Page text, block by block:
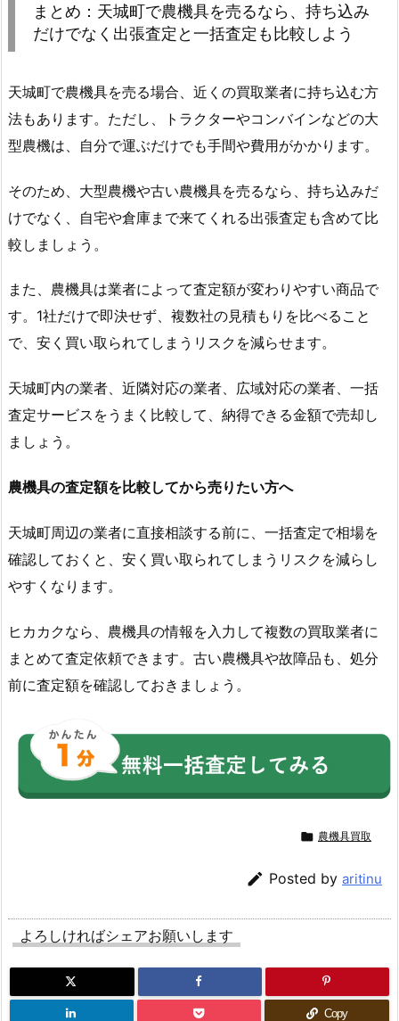
まとめ：天城町で農機具を売るなら、持ち込み
だけでなく出張査定と一括査定も比較しよう
天城町で農機具を売る場合、近くの買取業者に持ち込む方
法もあります。ただし、トラクターやコンバインなどの大
型農機は、自分で運ぶだけでも手間や費用がかかります。
そのため、大型農機や古い農機具を売るなら、持ち込みだ
けでなく、自宅や倉庫まで来てくれる出張査定も含めて比
較しましょう。
また、農機具は業者によって査定額が変わりやすい商品で
す。1社だけで即決せず、複数社の見積もりを比べること
で、安く買い取られてしまうリスクを減らせます。
天城町内の業者、近隣対応の業者、広域対応の業者、一括
査定サービスをうまく比較して、納得できる金額で売却し
ましょう。
農機具の査定額を比較してから売りたい方へ
天城町周辺の業者に直接相談する前に、一括査定で相場を
確認しておくと、安く買い取られてしまうリスクを減らし
やすくなります。
ヒカカクなら、農機具の情報を入力して複数の買取業者に
まとめて査定依頼できます。古い農機具や故障品も、処分
前に査定額を確認しておきましょう。
 農機具買取
 Posted by aritinu
よろしければシェアお願いします
Copy